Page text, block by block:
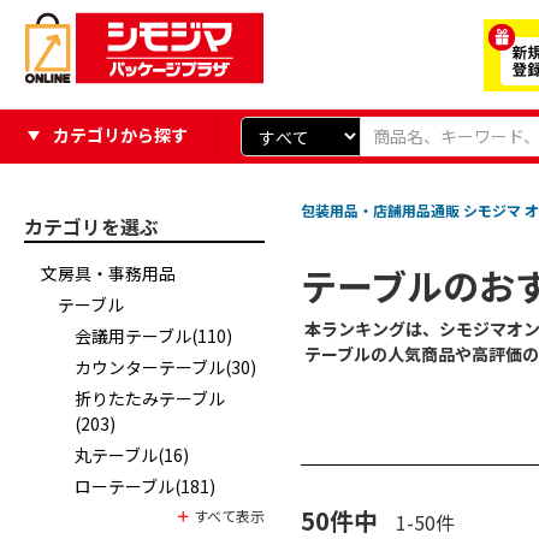
カテゴリから探す
カテゴリを選ぶ
文房具・事務用品
テーブル
会議用テーブル(110)
カウンターテーブル(30)
折りたたみテーブル
(203)
丸テーブル(16)
ローテーブル(181)
包装用品・店舗用品通販 シモジマ
テーブルのお
本ランキングは、シモジマオ
テーブルの人気商品や高評価
50件中 1-50件